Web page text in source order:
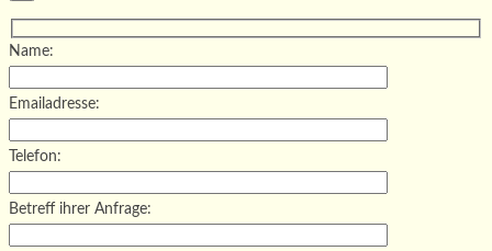
Name:
Emailadresse:
Telefon:
Betreff ihrer Anfrage: